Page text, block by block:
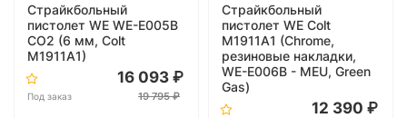
Страйкбольный
пистолет WE WE-E005B
CO2 (6 мм, Colt
M1911A1)
Под заказ
16 093
19 795
Страйкбольный
пистолет WE Colt
M1911А1 (Chrome,
резиновые накладки,
WE-E006B - MEU, Green
Gas)
12 390